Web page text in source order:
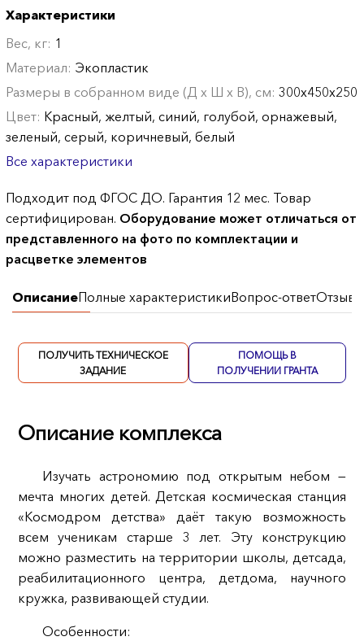
Характеристики
Вес, кг: 1
Материал: Экопластик
Размеры в собранном виде (Д х Ш х В), см:300х450х250
Цвет: Красный, желтый, синий, голубой, орнажевый,
зеленый, серый, коричневый, белый
Все характеристики
Подходит под ФГОС ДО. Гарантия 12 мес. Товар
сертифицирован. Оборудование может отличаться от
представленного на фото по комплектации и
расцветке элементов
ОписаниеПолные характеристикиВопрос-ответОтзывы
ПОЛУЧИТЬ ТЕХНИЧЕСКОЕ
ЗАДАНИЕ
ПОМОЩЬ В
ПОЛУЧЕНИИ ГРАНТА
Описание комплекса
Изучать астрономию под открытым небом —
мечта многих детей. Детская космическая станция
«Космодром детства» даёт такую возможность
всем ученикам старше 3 лет. Эту конструкцию
можно разместить на территории школы, детсада,
реабилитационного центра, детдома, научного
кружка, развивающей студии.
Особенности: